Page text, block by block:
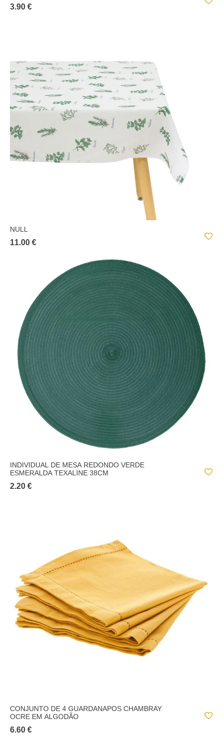
3.90 €
NULL
11.00 €
INDIVIDUAL DE MESA REDONDO VERDE
ESMERALDA TEXALINE 38CM
2.20 €
CONJUNTO DE 4 GUARDANAPOS CHAMBRAY
OCRE EM ALGODÃO
6.60 €